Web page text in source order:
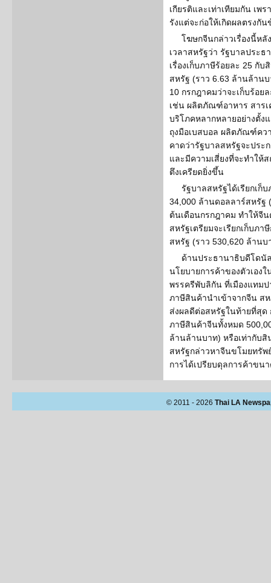
เกียรติและเท่าเทียมกัน เพ
รังแต่จะก่อให้เกิดผลตรงกั
โฆษกจีนกล่าวเรื่องนี้หลั
เวลาสหรัฐว่า รัฐบาลประ
เรื่องเก็บภาษีร้อยละ 25 กั
สหรัฐ (ราว 6.63 ล้านล้าน
10 กรกฎาคมว่าจะเก็บร้อ
เช่น ผลิตภัณฑ์อาหาร สาร
บริโภคหลากหลายอย่างตั้ง
ถุงมือเบสบอล ผลิตภัณฑ์คว
คาดว่ารัฐบาลสหรัฐจะประ
และมีความเสี่ยงที่จะทำให้
ตึงเครียดยิ่งขึ้น
รัฐบาลสหรัฐได้เรียกเก็
34,000 ล้านดอลลาร์สหรัฐ
ต้นเดือนกรกฎาคม ทำให้จี
สหรัฐเตรียมจะเรียกเก็บภ
สหรัฐ (ราว 530,620 ล้าน
ด้านประธานาธิบดีโดนั
นโยบายการค้าของตัวเอง
พรรครีพับลิกัน ที่เมืองแทม
ภาษีสินค้านำเข้าจากจีน ส
ส่งผลดีต่อสหรัฐในท้ายที่สุด
ภาษีสินค้าจีนทั้งหมด
ล้านล้านบาท) หรือเท่ากับ
สหรัฐกล่าวหาจีนขโมยทรั
การได้เปรียบดุลการค้าขน
© 2011 - 2026 Thai LA